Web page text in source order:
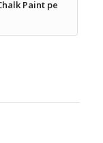
Paint pe